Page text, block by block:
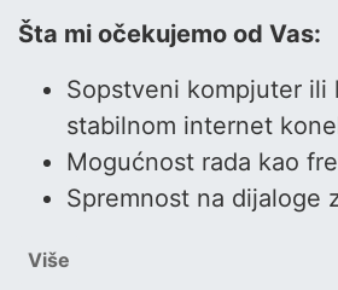
Šta mi očekujemo od Vas:
Sopstveni kompjuter ili
stabilnom internet
Mogućnost rada kao
Spremnost na dijaloge
Više